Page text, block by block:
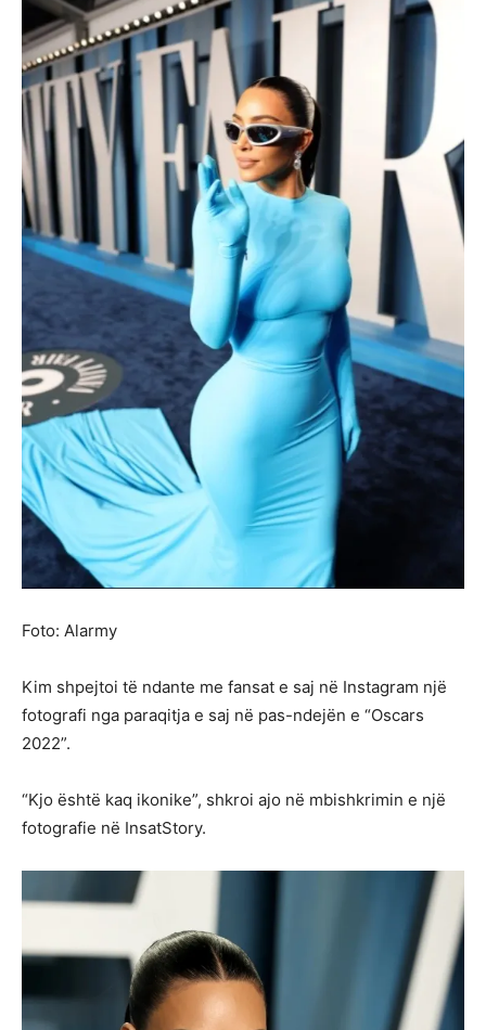
Foto: Alarmy
Kim shpejtoi të ndante me fansat e saj në Instagram një
fotografi nga paraqitja e saj në pas-ndejën e “Oscars
2022”.
“Kjo është kaq ikonike”, shkroi ajo në mbishkrimin e një
fotografie në InsatStory.